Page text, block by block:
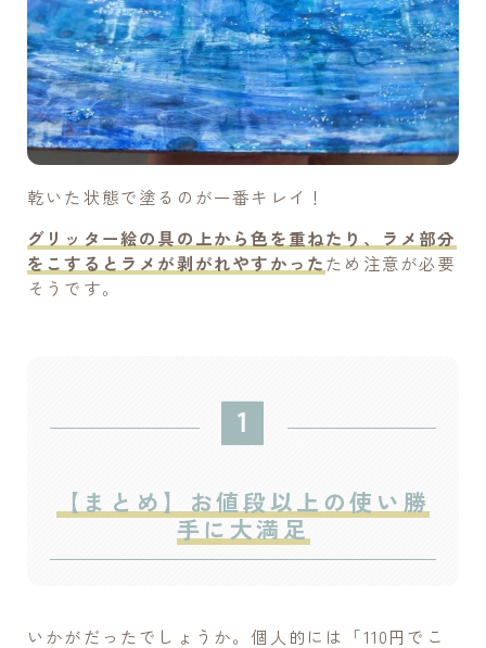
乾いた状態で塗るのが一番キレイ！
グリッター絵の具の上から色を重ねたり、ラメ部分
をこするとラメが剥がれやすかったため注意が必要
そうです。
【まとめ】お値段以上の使い勝
手に大満足
いかがだったでしょうか。個人的には「110円でこ